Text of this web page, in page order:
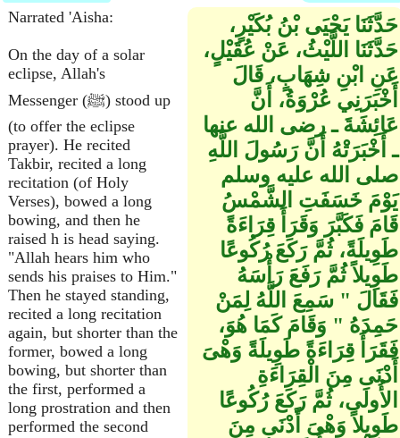
Narrated 'Aisha:
On the day of a solar
eclipse, Allah's
Messenger (ﷺ) stood up
(to offer the eclipse
prayer). He recited
Takbir, recited a long
recitation (of Holy
Verses), bowed a long
bowing, and then he
raised h is head saying.
"Allah hears him who
sends his praises to Him."
Then he stayed standing,
recited a long recitation
again, but shorter than the
former, bowed a long
bowing, but shorter than
the first, performed a
long prostration and then
performed the second
حَدَّثَنَا يَحْيَى بْنُ بُكَيْرٍ،
حَدَّثَنَا اللَّيْثُ، عَنْ عُقَيْلٍ،
عَنِ ابْنِ شِهَابٍ، قَالَ
أَخْبَرَنِي عُرْوَةُ، أَنَّ
عَائِشَةَ ـ رضى الله عنها
ـ أَخْبَرَتْهُ أَنَّ رَسُولَ اللَّهِ
صلى الله عليه وسلم
يَوْمَ خَسَفَتِ الشَّمْسُ
قَامَ فَكَبَّرَ وَقَرَأَ قِرَاءَةً
طَوِيلَةً، ثُمَّ رَكَعَ رُكُوعًا
طَوِيلاً ثُمَّ رَفَعَ رَأْسَهُ
فَقَالَ ‏"‏ سَمِعَ اللَّهُ لِمَنْ
حَمِدَهُ ‏"‏ وَقَامَ كَمَا هُوَ،
فَقَرَأَ قِرَاءَةً طَوِيلَةً وَهْىَ
أَدْنَى مِنَ الْقِرَاءَةِ
الأُولَى، ثُمَّ رَكَعَ رُكُوعًا
طَوِيلاً وَهْىَ أَدْنَى مِنَ